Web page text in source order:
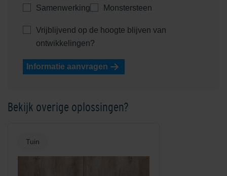
Samenwerking
Monstersteen
Vrijblijvend op de hoogte blijven van
ontwikkelingen?
Informatie aanvragen
Bekijk overige oplossingen?
Tuin